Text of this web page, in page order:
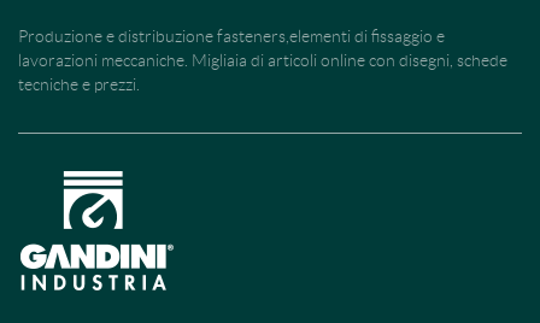
Produzione e distribuzione fasteners,elementi di fissaggio e
lavorazioni meccaniche. Migliaia di articoli online con disegni, schede
tecniche e prezzi.